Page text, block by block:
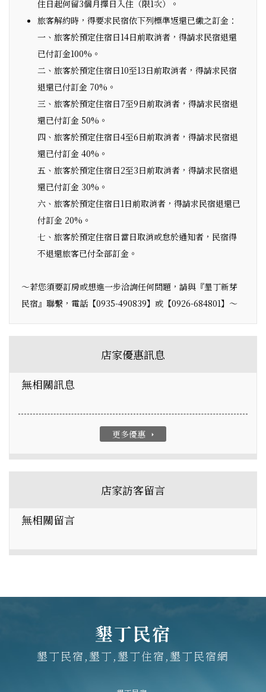
住日起何留3個月擇日入住（限1次）。
旅客解約時，得要求民宿依下列標準返還已繳之訂金：
一、旅客於預定住宿日14日前取消者，得請求民宿退還
已付訂金100%。
二、旅客於預定住宿日10至13日前取消者，得請求民宿
退還已付訂金 70%。
三、旅客於預定住宿日7至9日前取消者，得請求民宿退
還已付訂金 50%。
四、旅客於預定住宿日4至6日前取消者，得請求民宿退
還已付訂金 40%。
五、旅客於預定住宿日2至3日前取消者，得請求民宿退
還已付訂金 30%。
六、旅客於預定住宿日1日前取消者，得請求民宿退還已
付訂金 20%。
七、旅客於預定住宿日當日取消或怠於通知者，民宿得
不退還旅客已付全部訂金。
～若您須要訂房或想進一步洽詢任何問題，請與『墾丁新芽
民宿』聯繫，電話【0935-490839】或【0926-684801】～
店家優惠訊息
無相關訊息
更多優惠 arrow_right
店家訪客留言
無相關留言
墾丁民宿
墾丁民宿,墾丁,墾丁住宿,墾丁民宿網